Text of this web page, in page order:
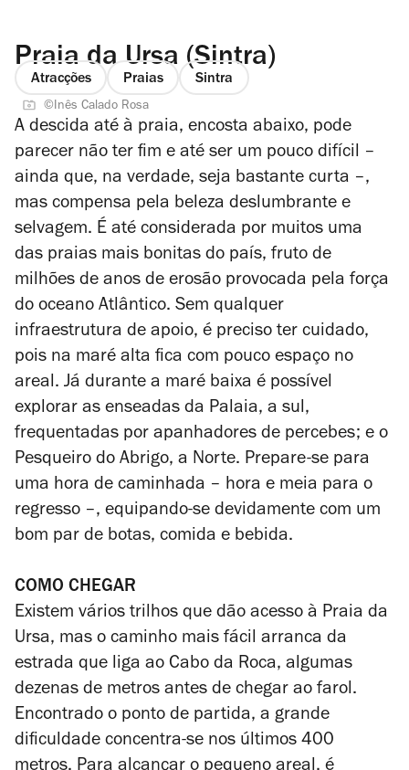
Praia da Ursa (Sintra)
Atracções Praias Sintra
©Inês Calado Rosa
A descida até à praia, encosta abaixo, pode
parecer não ter fim e até ser um pouco difícil –
ainda que, na verdade, seja bastante curta –,
mas compensa pela beleza deslumbrante e
selvagem. É até considerada por muitos uma
das praias mais bonitas do país, fruto de
milhões de anos de erosão provocada pela força
do oceano Atlântico. Sem qualquer
infraestrutura de apoio, é preciso ter cuidado,
pois na maré alta fica com pouco espaço no
areal. Já durante a maré baixa é possível
explorar as enseadas da Palaia, a sul,
frequentadas por apanhadores de percebes; e o
Pesqueiro do Abrigo, a Norte. Prepare-se para
uma hora de caminhada – hora e meia para o
regresso –, equipando-se devidamente com um
bom par de botas, comida e bebida.
COMO CHEGAR
Existem vários trilhos que dão acesso à Praia da
Ursa, mas o caminho mais fácil arranca da
estrada que liga ao Cabo da Roca, algumas
dezenas de metros antes de chegar ao farol.
Encontrado o ponto de partida, a grande
dificuldade concentra-se nos últimos 400